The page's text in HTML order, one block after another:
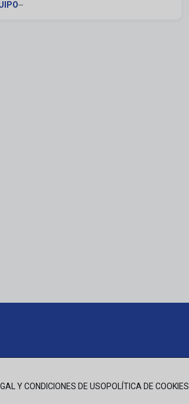
Y CONDICIONES DE USOPOLÍTICA DE COOKIES